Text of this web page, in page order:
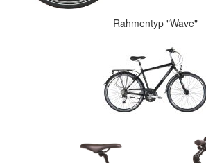
Rahmentyp "Wave"